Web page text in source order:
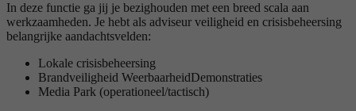
In deze functie ga jij je bezighouden met een breed scala aan
werkzaamheden. Je hebt als adviseur veiligheid en crisisbeheersing
belangrijke aandachtsvelden:
Lokale crisisbeheersing
Brandveiligheid WeerbaarheidDemonstraties
Media Park (operationeel/tactisch)